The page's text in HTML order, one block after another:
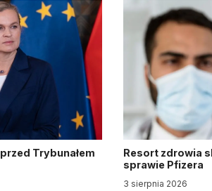
Trybunałem
Resort zdrowia
sprawie Pfizera
3 sierpnia 2026